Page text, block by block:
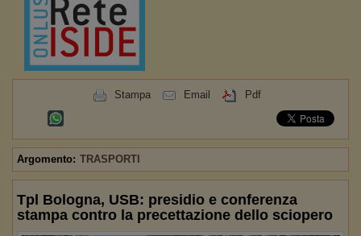
Stampa Email Pdf
Argomento: TRASPORTI
Tpl Bologna, USB: presidio e conferenza
stampa contro la precettazione dello sciopero